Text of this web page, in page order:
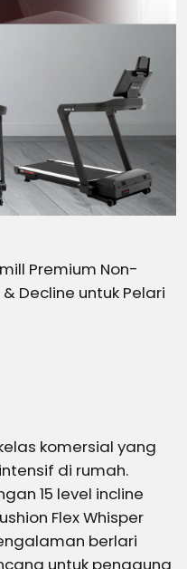
Premium Non-
Decline untuk Pelari
komersial yang
di rumah.
15 level incline
Flex Whisper
berlari